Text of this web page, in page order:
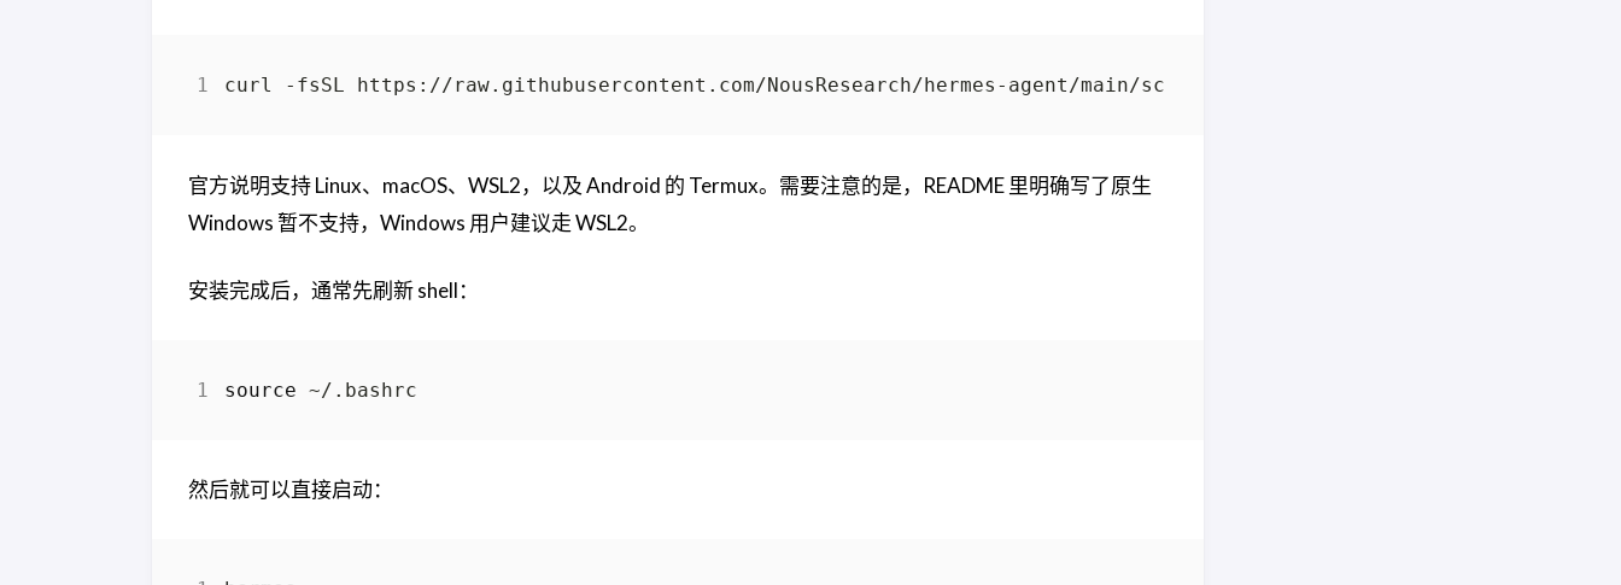
curl -fsSL https://raw.githubusercontent.com/NousResearch/hermes-agent/main/scripts/install.sh
官方说明支持 Linux、macOS、WSL2，以及 Android 的 Termux。需要注意的是，README 里明确写了原生
Windows 暂不支持，Windows 用户建议走 WSL2。
安装完成后，通常先刷新 shell：
source
然后就可以直接启动：